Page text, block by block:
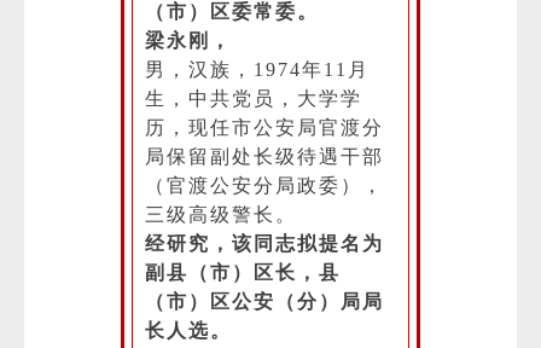
（市）区委常委。
梁永刚，
男，汉族，1974年11月
生，中共党员，大学学
历，现任市公安局官渡分
局保留副处长级待遇干部
（官渡公安分局政委），
三级高级警长。
经研究，该同志拟提名为
副县（市）区长，县
（市）区公安（分）局局
长人选。